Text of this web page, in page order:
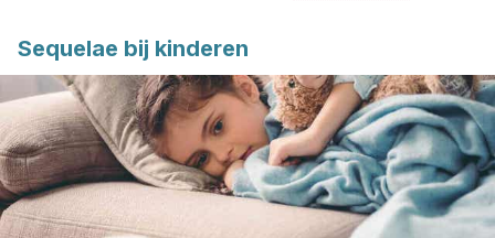
Sequelae bij kinderen